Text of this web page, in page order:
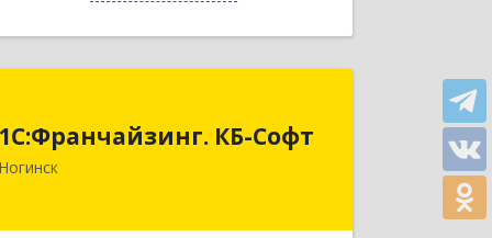
1С:Франчайзинг. КБ-Софт
Ногинск
142400, Московская обл, г.о